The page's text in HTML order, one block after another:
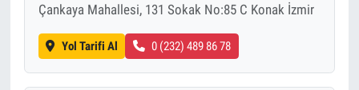
Çankaya Mahallesi, 131 Sokak No:85 C Konak İzmir
Yol Tarifi Al 0 (232) 489 86 78